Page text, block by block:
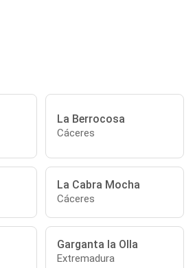
La Berrocosa
Cáceres
La Cabra Mocha
Cáceres
Garganta la Olla
Extremadura